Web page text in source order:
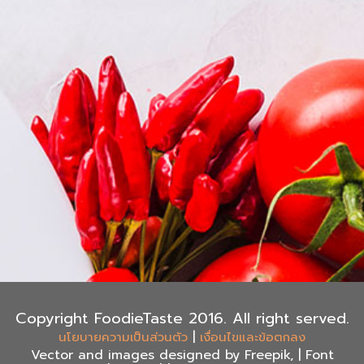
Copyright FoodieTaste 2016. All right served.
นโยบายความเป็นส่วนตัว | เงื่อนไขและข้อตกลง
Vector and images designed by Freepik, | Font